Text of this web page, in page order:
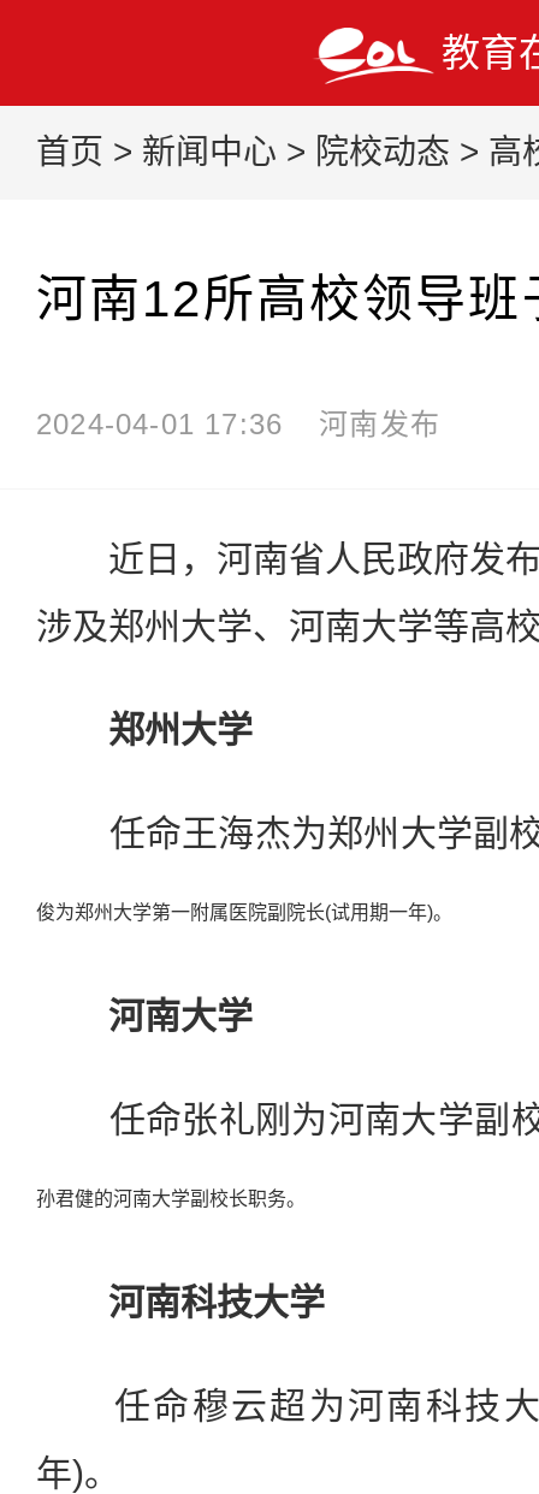
教育
首页 > 新闻中心 > 院校动态 > 高
河南12所高校领导班
2024-04-01 17:36 河南发布
近日，河南省人民政府发布
涉及郑州大学、河南大学等高
郑州大学
任命王海杰为郑州大学副
俊为郑州大学第一附属医院副院长(试用期一年)。
河南大学
任命张礼刚为河南大学副
孙君健的河南大学副校长职务。
河南科技大学
任命穆云超为河南科技大
年)。